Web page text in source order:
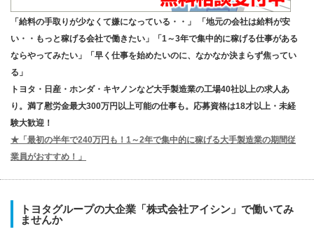
「給料の手取りが少なくて嫌になっている・・」 「地元の会社は給料が安
い・・もっと稼げる会社で働きたい」「1～3年で集中的に稼げる仕事がある
ならやってみたい」「早く仕事を始めたいのに、なかなか決まらず焦ってい
る」
トヨタ・日産・ホンダ・キヤノンなど大手製造業の工場40社以上の求人あ
り。満了慰労金最大300万円以上可能の仕事も。応募資格は18才以上・未経
験大歓迎！
★「最初の半年で240万円も！1～2年で集中的に稼げる大手製造業の期間従
業員がおすすめ！」
トヨタグループの大企業「株式会社アイシン」で働いてみ
ませんか